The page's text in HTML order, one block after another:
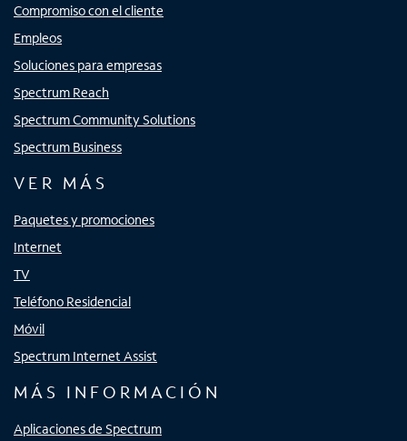
Compromiso con el cliente
Empleos
Soluciones para empresas
Spectrum Reach
Spectrum Community Solutions
Spectrum Business
VER MÁS
Paquetes y promociones
Internet
TV
Teléfono Residencial
Móvil
Spectrum Internet Assist
MÁS INFORMACIÓN
Aplicaciones de Spectrum